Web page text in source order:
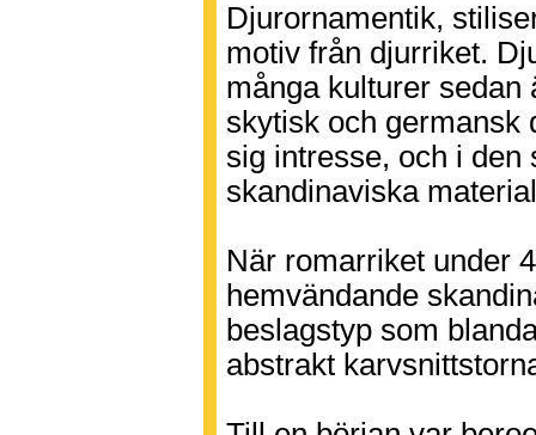
Djurornamentik,
motiv från djurriket.
många kulturer sedan
skytisk och germansk
sig intresse, och i den
skandinaviska
När romarriket under
hemvändande
beslagstyp som
abstrakt